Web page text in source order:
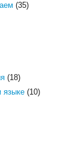
(35)
(18)
языке(10)